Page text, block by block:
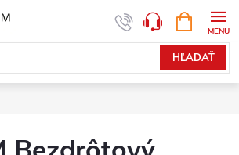
HĽADAŤ
KOŠÍK
- Chat